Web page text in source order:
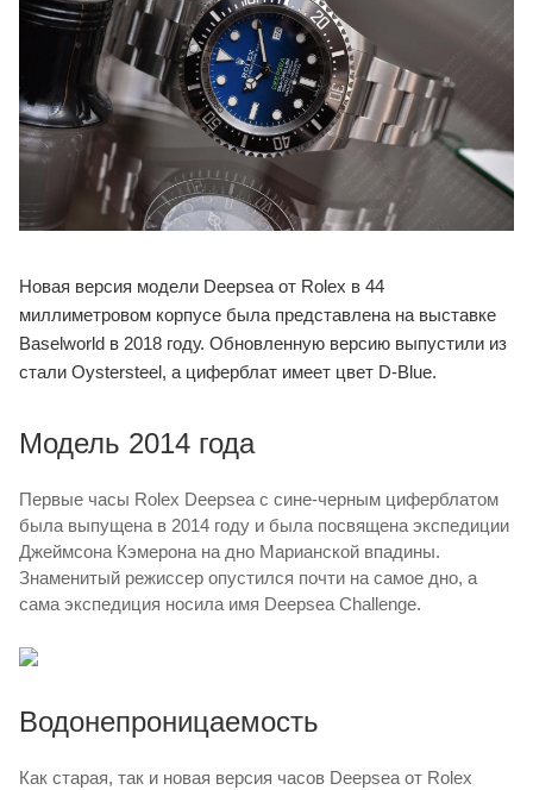
Новая версия модели Deepsea от Rolex в 44
миллиметровом корпусе была представлена на выставке
Baselworld в 2018 году. Обновленную версию выпустили из
стали Oystersteel, а циферблат имеет цвет D-Blue.
Модель 2014 года
Первые часы Rolex Deepsea с сине-черным циферблатом
была выпущена в 2014 году и была посвящена экспедиции
Джеймсона Кэмерона на дно Марианской впадины.
Знаменитый режиссер опустился почти на самое дно, а
сама экспедиция носила имя Deepsea Challenge.
Водонепроницаемость
Как старая, так и новая версия часов Deepsea от Rolex